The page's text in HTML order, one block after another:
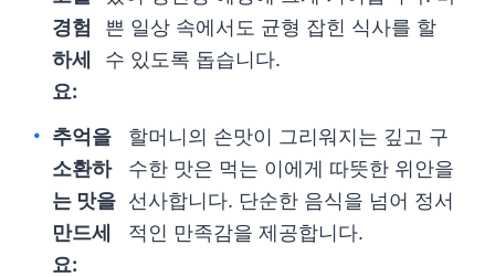
경험
하세
요:
쁜 일상 속에서도 균형 잡힌 식사를 할
수 있도록 돕습니다.
추억을
소환하
는 맛을
만드세
요:
할머니의 손맛이 그리워지는 깊고 구
수한 맛은 먹는 이에게 따뜻한 위안을
선사합니다. 단순한 음식을 넘어 정서
적인 만족감을 제공합니다.